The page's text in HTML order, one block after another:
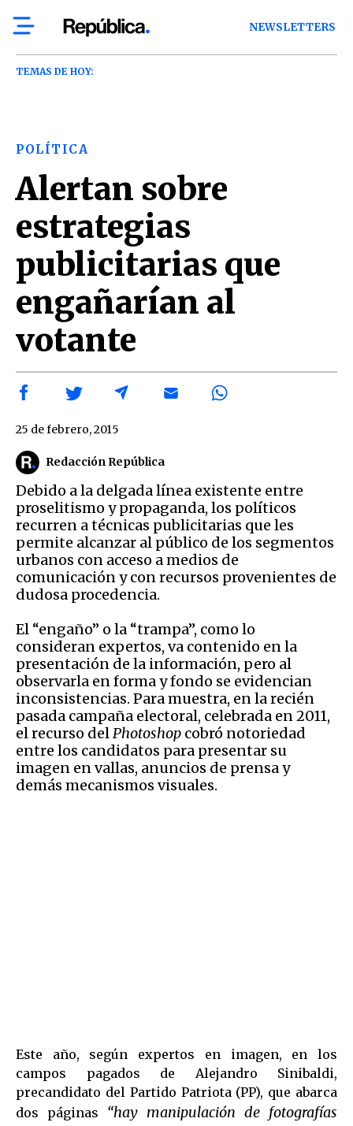
NEWSLETTERS
TEMAS DE HOY:
POLÍTICA
Alertan sobre
estrategias
publicitarias que
engañarían al
votante
Redacción República
25 de febrero, 2015
Debido a la delgada línea existente entre
proselitismo y propaganda, los políticos
recurren a técnicas publicitarias que les
permite alcanzar al público de los segmentos
urbanos con acceso a medios de
comunicación y con recursos provenientes de
dudosa procedencia.
El “engaño” o la “trampa”, como lo
consideran expertos, va contenido en la
presentación de la información, pero al
observarla en forma y fondo se evidencian
inconsistencias. Para muestra, en la recién
pasada campaña electoral, celebrada en 2011,
el recurso del Photoshop cobró notoriedad
entre los candidatos para presentar su
imagen en vallas, anuncios de prensa y
demás mecanismos visuales.
Este año, según expertos en imagen, en los
campos pagados de Alejandro Sinibaldi,
precandidato del Partido Patriota (PP), que abarca
dos páginas “hay manipulación de fotografías